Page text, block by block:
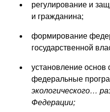
регулирование и
и гражданина;
формирование
государственной
установление основ
федеральные
экологического…
Федерации;